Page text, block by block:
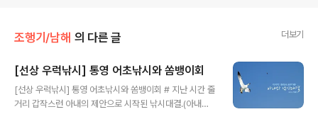
조행기/남해 의 다른 글 더보기
[선상 우럭낚시] 통영 어초낚시와 쏨뱅이회
[선상 우럭낚시] 통영 어초낚시와 쏨뱅이회 # 지난 시간 줄
거리 갑작스런 아내의 제안으로 시작된 낚시대결.(아내와